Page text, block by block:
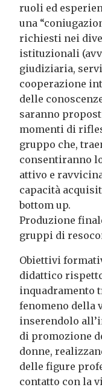
ruoli ed
una
richiesti nei
istituzionali
giudiziaria,
cooperazione
delle
saranno
momenti di
gruppo che,
consentiranno
attivo e
capacità
bottom up.
Produzione
gruppi di
Obiettivi
didattico
inquadramento
fenomeno della
inserendolo
di promozione
donne,
delle figure
contatto con la